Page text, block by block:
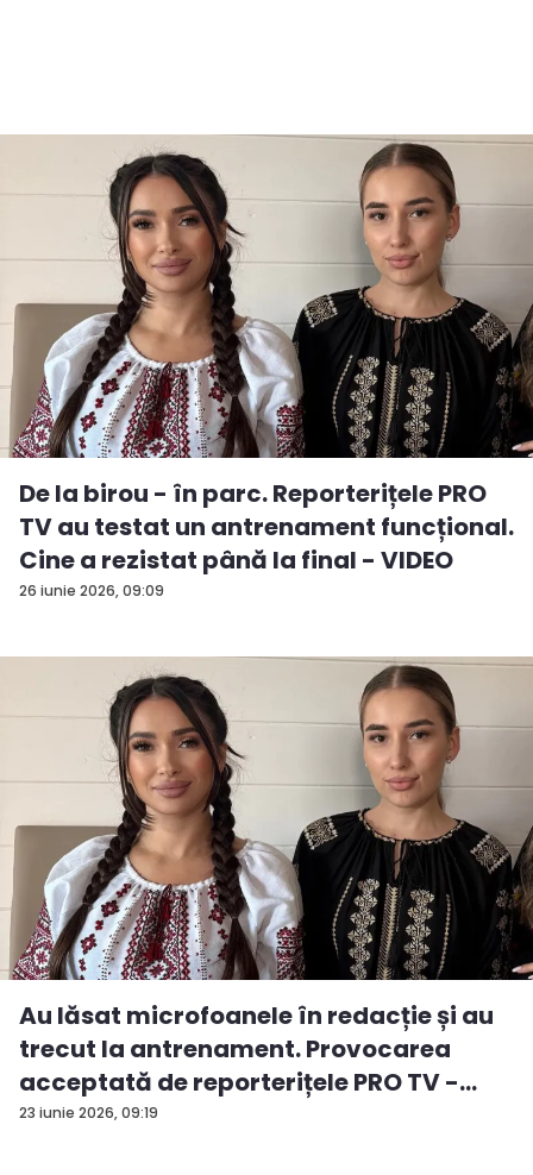
26 iunie 2026, 09:09
De la birou - în parc. Reporterițele PRO
TV au testat un antrenament funcțional.
Cine a rezistat până la final - VIDEO
23 iunie 2026, 09:19
Au lăsat microfoanele în redacție și au
trecut la antrenament. Provocarea
acceptată de reporterițele PRO TV -
VID...